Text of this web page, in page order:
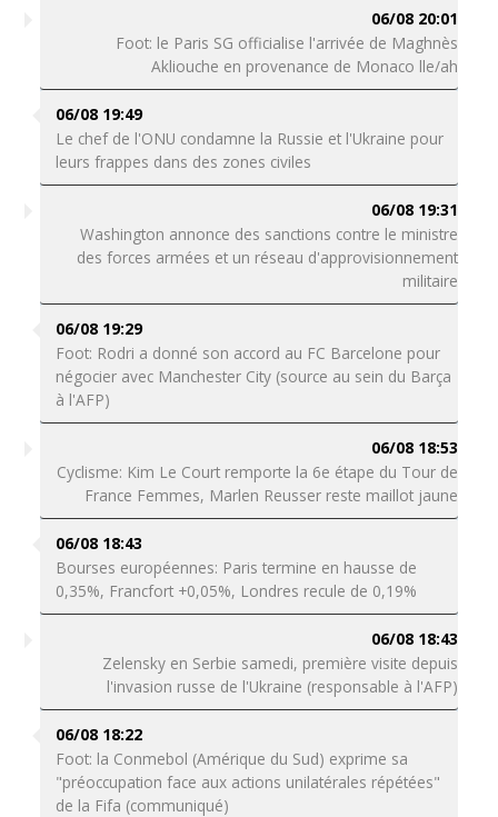
06/08 20:01
Foot: le Paris SG officialise l'arrivée de Maghnès
Akliouche en provenance de Monaco lle/ah
06/08 19:49
Le chef de l'ONU condamne la Russie et l'Ukraine pour
leurs frappes dans des zones civiles
06/08 19:31
Washington annonce des sanctions contre le ministre
des forces armées et un réseau d'approvisionnement
militaire
06/08 19:29
Foot: Rodri a donné son accord au FC Barcelone pour
négocier avec Manchester City (source au sein du Barça
à l'AFP)
06/08 18:53
Cyclisme: Kim Le Court remporte la 6e étape du Tour de
France Femmes, Marlen Reusser reste maillot jaune
06/08 18:43
Bourses européennes: Paris termine en hausse de
0,35%, Francfort +0,05%, Londres recule de 0,19%
06/08 18:43
Zelensky en Serbie samedi, première visite depuis
l'invasion russe de l'Ukraine (responsable à l'AFP)
06/08 18:22
Foot: la Conmebol (Amérique du Sud) exprime sa
"préoccupation face aux actions unilatérales répétées"
de la Fifa (communiqué)